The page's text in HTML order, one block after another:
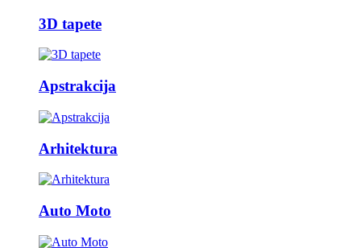
3D tapete
Apstrakcija
Arhitektura
Auto Moto